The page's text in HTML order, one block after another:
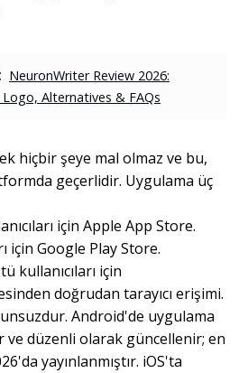
NeuronWriter Review 2026:
Alternatives & FAQs
hiçbir şeye mal olmaz ve bu,
geçerlidir. Uygulama üç
için Apple App Store.
için Google Play Store.
kullanıcıları için
doğrudan tarayıcı erişimi.
Android'de uygulama
ve düzenli olarak güncellenir; en
yayınlanmıştır. iOS'ta